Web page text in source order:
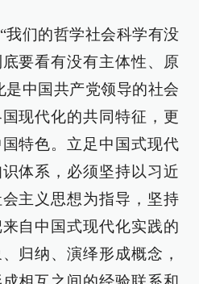
我们的哲学社会科学有没
要看有没有主体性、原
是中国共产党领导的社会
现代化的共同特征，更
特色。立足中国式现代
体系，必须坚持以习近
主义思想为指导，坚持
自中国式现代化实践的
归纳、演绎形成概念，